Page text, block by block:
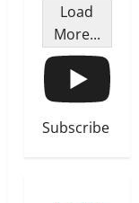
Load
More...
Subscribe